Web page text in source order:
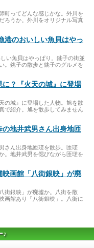
町ってどんな感じかな。外川を
ろうか。外川をオリジナル写真
港のおいしい魚貝はやっ
い魚貝はやっぱり。銚子の街並
。銚子の散歩と銚子のグルメを
？『火天の城』に登場
の城』に登場した人物。旭を散
で紹介。旭を散歩してみません
地井武男さん出身地匝
さん出身地匝瑳を散歩。匝瑳
。地井武男を偲びながら匝瑳を
画館「八街銀映」が廃
街銀映」が廃墟か。八街を散
画館あり「八街銀映」。八街に
♪